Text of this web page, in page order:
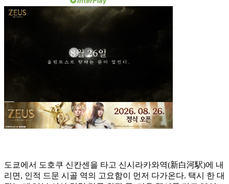
도쿄에서 도호쿠 신칸센을 타고 신시라카와역(新白河駅)에 내
리면, 인적 드문 시골 역의 고요함이 먼저 다가온다. 택시 한 대